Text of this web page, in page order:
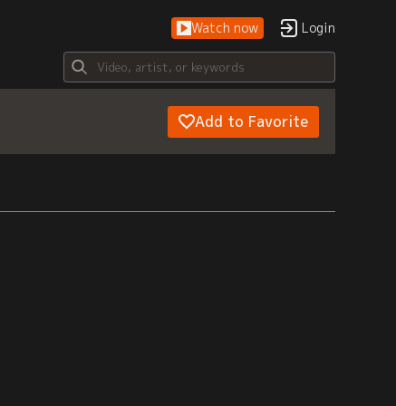
Watch now Login
Add to Favorite